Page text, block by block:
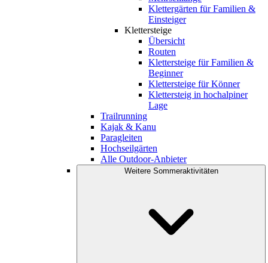
Klettergärten für Familien &
Einsteiger
Klettersteige
Übersicht
Routen
Klettersteige für Familien &
Beginner
Klettersteige für Könner
Klettersteig in hochalpiner
Lage
Trailrunning
Kajak & Kanu
Paragleiten
Hochseilgärten
Alle Outdoor-Anbieter
Weitere Sommeraktivitäten